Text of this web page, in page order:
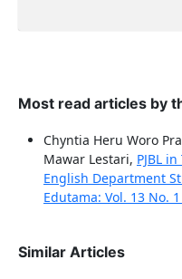
Most read articles by
Chyntia Heru Woro
Mawar Lestari, PJBL
English Department
Edutama: Vol. 13 No.
Similar Articles